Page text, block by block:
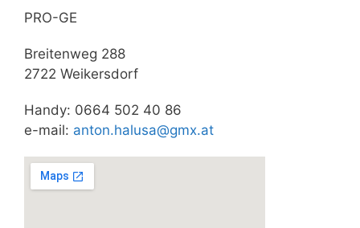
PRO-GE
Breitenweg 288
2722 Weikersdorf
Handy: 0664 502 40 86
e-mail: anton.halusa@gmx.at